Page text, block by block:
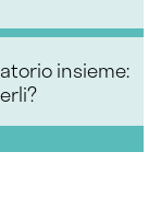
insieme: